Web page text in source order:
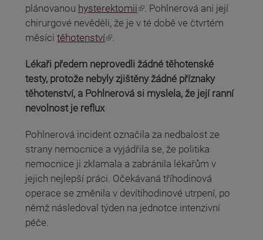
plánovanou hysterektomii
(odkaz je externí)
. Pohlnerová ani její
chirurgové nevěděli, že je v té době ve čtvrtém
měsíci těhotenství
(odkaz je externí)
Lékaři předem neprovedli žádné těhotenské
testy, protože nebyly zjištěny žádné příznaky
těhotenství, a Pohlnerová si myslela, že její ranní
nevolnost je reflux
Pohlnerová incident označila za nedbalost ze
strany nemocnice a vyjádřila se, že politika
nemocnice ji zklamala a zabránila lékařům v
jejich nejlepší práci. Očekávaná tříhodinová
operace se změnila v devítihodinové utrpení, po
němž následoval týden na jednotce intenzivní
péče.